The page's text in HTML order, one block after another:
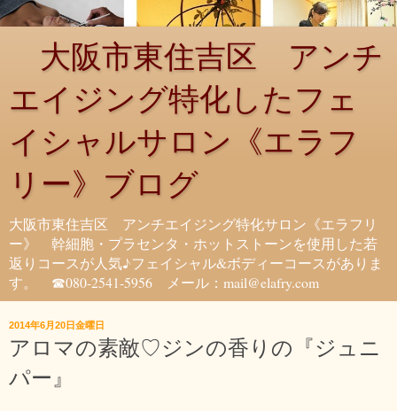
大阪市東住吉区 アンチ
エイジング特化したフェ
イシャルサロン《エラフ
リー》ブログ
大阪市東住吉区 アンチエイジング特化サロン《エラフリ
ー》 幹細胞・プラセンタ・ホットストーンを使用した若
返りコースが人気♪フェイシャル&ボディーコースがありま
す。 ☎080-2541-5956 メール：mail@elafry.com
2014年6月20日金曜日
アロマの素敵♡ジンの香りの『ジュニ
パー』